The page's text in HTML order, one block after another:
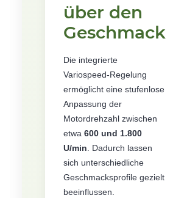
über den
Geschmack
Die integrierte
Variospeed-Regelung
ermöglicht eine stufenlose
Anpassung der
Motordrehzahl zwischen
etwa 600 und 1.800
U/min . Dadurch lassen
sich unterschiedliche
Geschmacksprofile gezielt
beeinflussen.